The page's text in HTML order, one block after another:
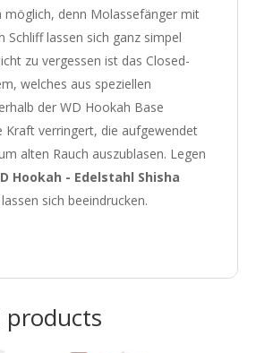
möglich, denn Molassefänger mit
Schliff lassen sich ganz simpel
zu vergessen ist das Closed-
welches aus speziellen
der WD Hookah Base
Kraft verringert, die aufgewendet
alten Rauch auszublasen. Legen
Hookah - Edelstahl Shisha
sich beeindrucken.
products